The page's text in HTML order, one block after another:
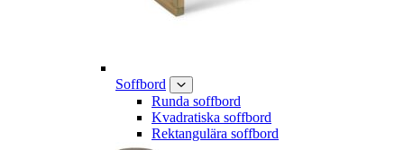
Soffbord
Runda soffbord
Kvadratiska soffbord
Rektangulära soffbord